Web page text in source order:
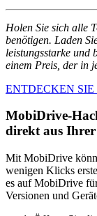
Holen Sie sich alle
benötigen. Laden
leistungsstarke und
einem Preis, der in
ENTDECKEN
MobiDrive-
direkt aus
Mit MobiDrive
wenigen Klicks
es auf MobiDrive
Versionen und